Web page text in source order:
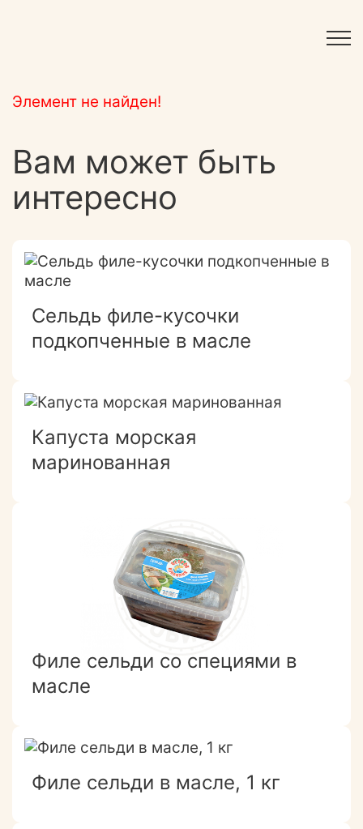
Элемент не найден!
Вам может быть
интересно
Сельдь филе-кусочки
подкопченные в масле
Капуста морская
маринованная
Филе сельди со специями в
масле
Филе сельди в масле, 1 кг